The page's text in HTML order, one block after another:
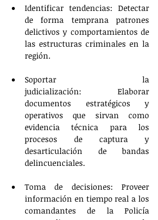
Identificar tendencias: Detectar
de forma temprana patrones
delictivos y comportamientos de
las estructuras criminales en la
región.
Soportar la
judicialización: Elaborar
documentos estratégicos y
operativos que sirvan como
evidencia técnica para los
procesos de captura y
desarticulación de bandas
delincuenciales.
Toma de decisiones: Proveer
información en tiempo real a los
comandantes de la Policía